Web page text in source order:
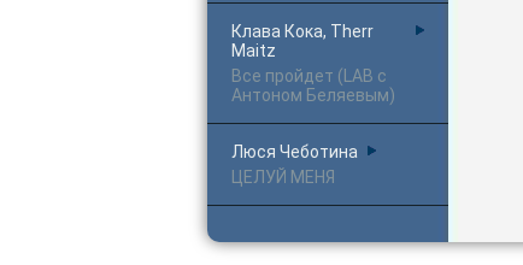
Клава Кока, Therr
Maitz
Все пройдет (LAB с
Антоном Беляевым)
Люся Чеботина
ЦЕЛУЙ МЕНЯ